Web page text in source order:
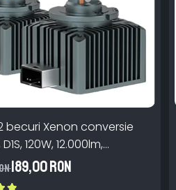
becuri Xenon conversie
120W, 12.000lm,
Miez Cupru, Radiator
Premium, Alb Rece
189,00 RON